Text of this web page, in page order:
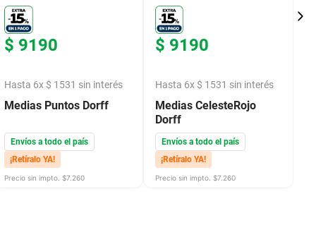
$ 9190
Hasta 6x $ 1531 sin interés
Medias Puntos Dorff
Envíos a todo el país
¡Retíralo YA!
Precio sin impto. $7.260
$ 9190
Hasta 6x $ 1531 sin interés
Medias CelesteRojo
Dorff
Envíos a todo el país
¡Retíralo YA!
Precio sin impto. $7.260